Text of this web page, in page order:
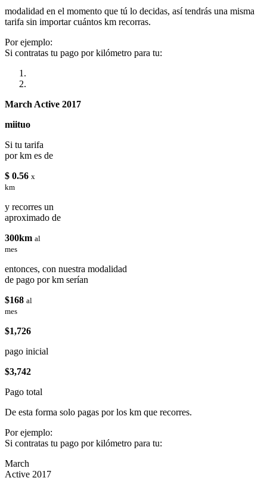
modalidad en el momento que tú lo decidas, así tendrás una misma
tarifa sin importar cuántos km recorras.
Por ejemplo:
Si contratas tu pago por kilómetro para tu:
March Active 2017
miituo
Si tu tarifa
por km es de
$ 0.56 x
km
y recorres un
aproximado de
300km al
mes
entonces, con nuestra modalidad
de pago por km serían
$168 al
mes
$1,726
pago inicial
$3,742
Pago total
De esta forma solo pagas por los km que recorres.
Por ejemplo:
Si contratas tu pago por kilómetro para tu:
March
Active 2017